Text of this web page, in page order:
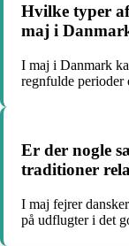
Hvilke typer
maj i
I maj i Danmark
regnfulde
Er der nogle
traditioner
I maj fejrer
på udflugter i det